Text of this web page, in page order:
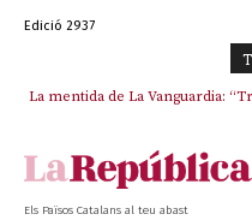
Edició 2937
La mentida de La Vanguardia:
La covardia de
Els Països Catalans al teu abast